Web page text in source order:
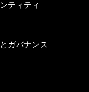
ティティ
ガバナンス